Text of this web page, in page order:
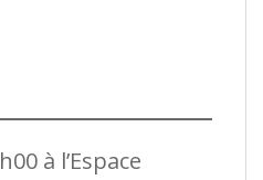
à l’Espace